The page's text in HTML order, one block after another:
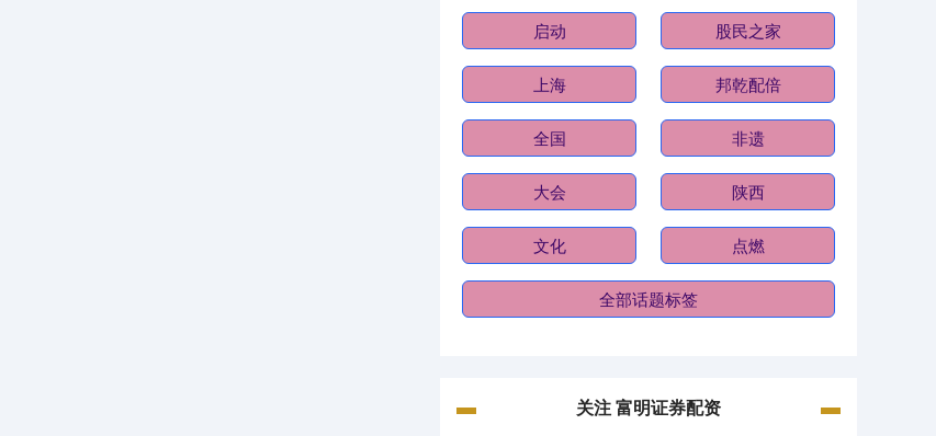
启动 股民之家
上海 邦乾配倍
全国 非遗
大会 陕西
文化 点燃
全部话题标签
关注 富明证券配资